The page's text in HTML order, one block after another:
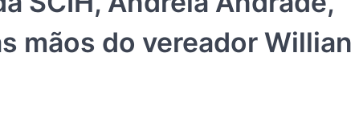
mãos do vereador Willian